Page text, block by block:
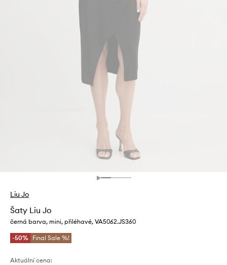
Liu Jo
Šaty Liu Jo
černá barva, mini, přiléhavé, VA5062.JS360
-50% Final Sale %!
Aktuální cena: